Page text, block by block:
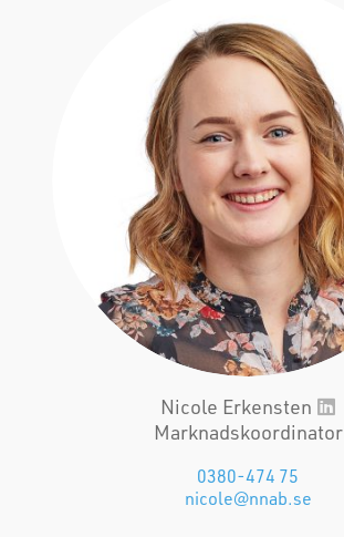
Nicole Erkensten
Marknadskoordinator
0380-474 75
nicole@nnab.se